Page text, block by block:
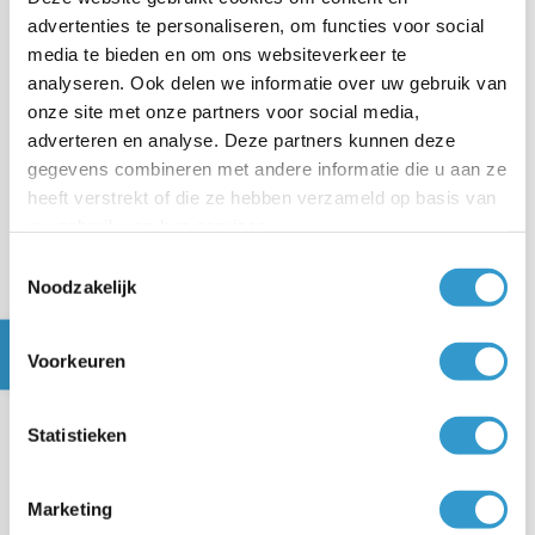
advertenties te personaliseren, om functies voor social
media te bieden en om ons websiteverkeer te
analyseren. Ook delen we informatie over uw gebruik van
onze site met onze partners voor social media,
adverteren en analyse. Deze partners kunnen deze
gegevens combineren met andere informatie die u aan ze
heeft verstrekt of die ze hebben verzameld op basis van
Noodzakelijk
Voorkeuren
Statistieken
Marketing
jaarrekening zelf is geen volledig geautomatiseerde
“met één druk op de knop”-functionaliteit; vaak werk je
hier samen met een boekhouder of accountant, zeker
voor IB of VPB en de definitieve jaarstukken.
Automatische jaarrekening in jortt
het hele jaar automatisch is opgebouwd, kan jortt aan
en KvK-jaarrekening voor je samenstellen op basis van
automatische jaarrekening die voldoet aan de